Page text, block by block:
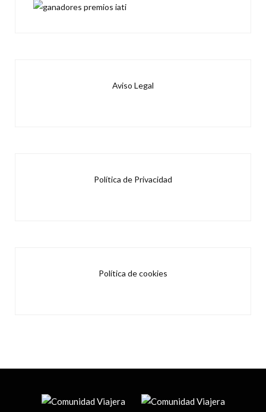
Aviso Legal
Política de Privacidad
Política de cookies